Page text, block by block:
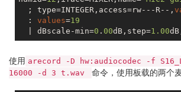
  ; type=INTEGER,access=rw---R--,
  :
values=19
  | dBscale-min=
0 . 00dB,step=1.00
使用 arecord -D hw:audiocodec -f
16000 -d 3 t.wav
命令，使用板载的两个